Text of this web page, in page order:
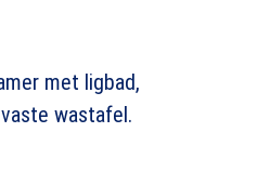
met ligbad,
wastafel.